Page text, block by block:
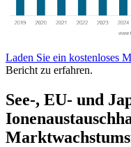
Laden Sie ein kostenloses
Bericht zu erfahren.
See-, EU- und